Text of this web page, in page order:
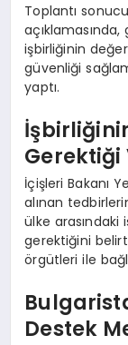
Toplantı
işbirliğinin
güvenliği
yaptı.
Gerektiği
İçişleri Bakanı
alınan
ülke
gerektiğini
örgütleri ile
Destek